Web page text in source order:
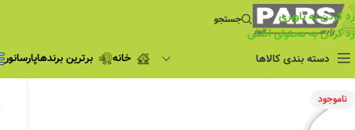
رد کردن به ناوبری
رد کردن به محتوای اصلی
جستجو
دسته بندی کالاها
چراغ مطالعه
خانه برترین برندهاپارسانور
ناموجود